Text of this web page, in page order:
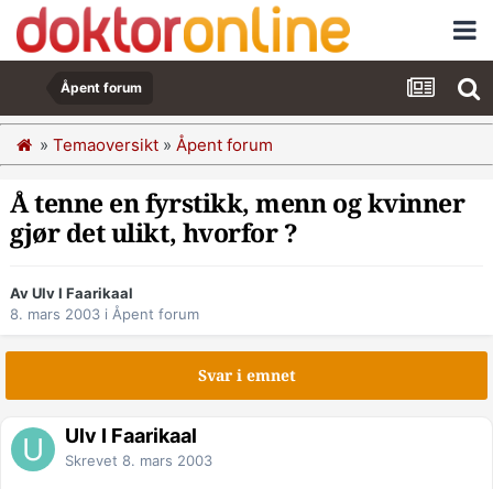
Åpent forum
» Temaoversikt » Åpent forum
Å tenne en fyrstikk, menn og kvinner
gjør det ulikt, hvorfor ?
Av Ulv I Faarikaal
8. mars 2003 i Åpent forum
Svar i emnet
Ulv I Faarikaal
Skrevet 8. mars 2003